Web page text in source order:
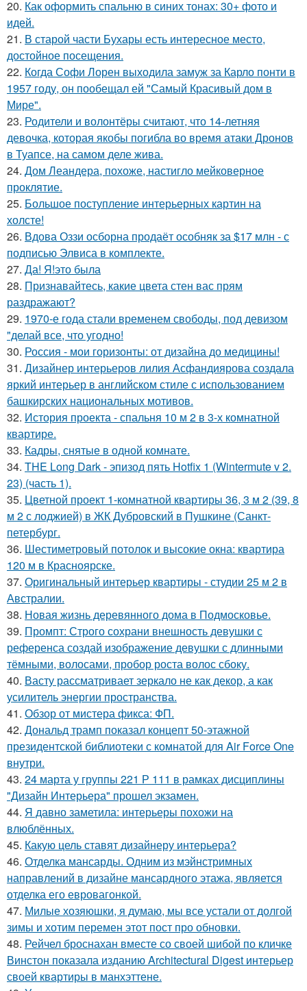
20. Как оформить спальню в синих тонах: 30+ фото и
идей.
21. В старой части Бухары есть интересное место,
достойное посещения.
22. Когда Софи Лорен выходила замуж за Карло понти в
1957 году, он пообещал ей "Самый Красивый дом в
Мире".
23. Родители и волонтёры считают, что 14-летняя
девочка, которая якобы погибла во время атаки Дронов
в Туапсе, на самом деле жива.
24. Дом Леандера, похоже, настигло мейковерное
проклятие.
25. Большое поступление интерьерных картин на
холсте!
26. Вдова Оззи осборна продаёт особняк за $17 млн - с
подписью Элвиса в комплекте.
27. Да! Я!это была
28. Признавайтесь, какие цвета стен вас прям
раздражают?
29. 1970-е года стали временем свободы, под девизом
"делай все, что угодно!
30. Россия - мои горизонты: от дизайна до медицины!
31. Дизайнер интерьеров лилия Асфандиярова создала
яркий интерьер в английском стиле с использованием
башкирских национальных мотивов.
32. История проекта - спальня 10 м 2 в 3-х комнатной
квартире.
33. Кадры, снятые в одной комнате.
34. THE Long Dark - эпизод пять Hotfix 1 (Wintermute v 2.
23) (часть 1).
35. Цветной проект 1-комнатной квартиры 36, 3 м 2 (39, 8
м 2 с лоджией) в ЖК Дубровский в Пушкине (Санкт-
петербург.
36. Шестиметровый потолок и высокие окна: квартира
120 м в Красноярске.
37. Оригинальный интерьер квартиры - студии 25 м 2 в
Австралии.
38. Новая жизнь деревянного дома в Подмосковье.
39. Промпт: Строго сохрани внешность девушки с
референса создай изображение девушки с длинными
тёмными, волосами, пробор роста волос сбоку.
40. Васту рассматривает зеркало не как декор, а как
усилитель энергии пространства.
41. Обзор от мистера фикса: ФП.
42. Дональд трамп показал концепт 50-этажной
президентской библиотеки с комнатой для Air Force One
внутри.
43. 24 марта у группы 221 Р 111 в рамках дисциплины
"Дизайн Интерьера" прошел экзамен.
44. Я давно заметила: интерьеры похожи на
влюблённых.
45. Какую цель ставят дизайнеру интерьера?
46. Отделка мансарды. Одним из мэйнстримных
направлений в дизайне мансардного этажа, является
отделка его евровагонкой.
47. Милые хозяюшки, я думаю, мы все устали от долгой
зимы и хотим перемен этот пост про обновки.
48. Рейчел броснахан вместе со своей шибой по кличке
Винстон показала изданию Architectural Digest интерьер
своей квартиры в манхэттене.